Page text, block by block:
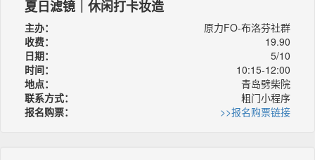
夏日滤镜｜休闲打卡妆造
主办：
原力FO-布洛芬社群
收费：
19.90
日期：
5/10
时间：
10:15-12:00
地点：
青岛劈柴院
联系方式：
粗门小程序
报名购票：
>>报名购票链接